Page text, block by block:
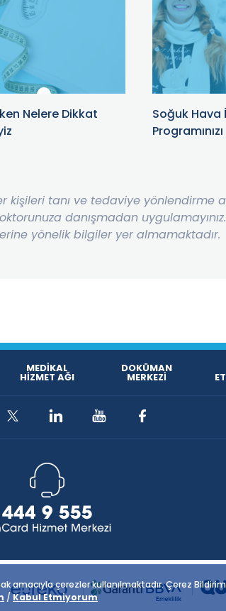
Nelere Dikkat
Soğuk Hava
kişileri tanı ve tedaviye yönlendirme
danışmadan
yönelik bilgiler yer almamaktadır.
MEDİKAL
HİZMET AĞI
DOKÜMAN
MERKEZİ
amacıyla çerezler kullanılmaktadır. Çerez
/Kabul Etmiyorum